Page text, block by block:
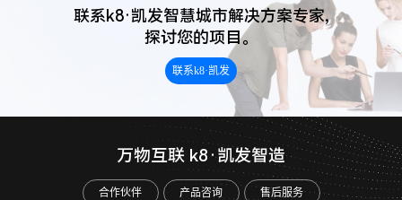
联系k8·凯发智慧城市解决方案专家,
探讨您的项目。
联系k8·凯发
万物互联 k8·凯发智造
合作伙伴 产品咨询 售后服务